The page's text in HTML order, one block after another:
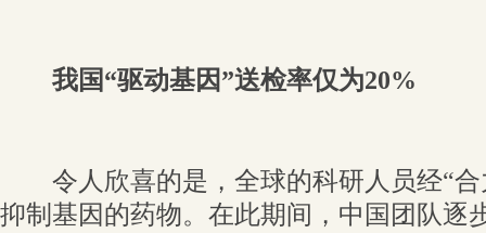
我国“驱动基因”送检率仅为20%
令人欣喜的是，全球的科研人员经“合
抑制基因的药物。在此期间，中国团队逐